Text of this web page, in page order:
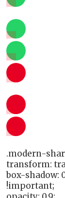
.modern-
transform:
box-shadow:
!important;